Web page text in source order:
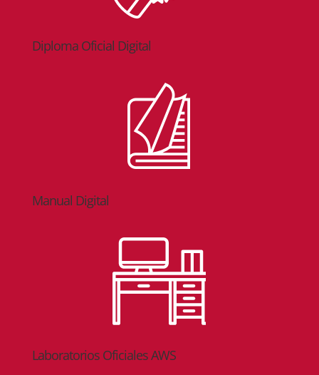
Diploma Oficial Digital
Manual Digital
Laboratorios Oficiales AWS